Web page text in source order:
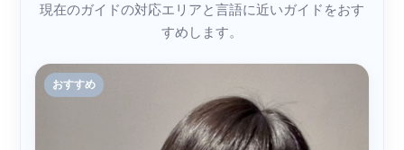
現在のガイドの対応エリアと言語に近いガイドをおす
すめします。
おすすめ